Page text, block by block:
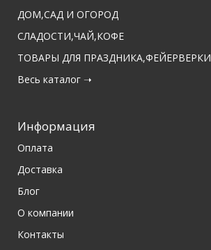
ДОМ,САД И ОГОРОД
СЛАДОСТИ,ЧАЙ,КОФЕ
ТОВАРЫ ДЛЯ ПРАЗДНИКА,ФЕЙЕРВЕРКИ
Весь каталог ➝
Информация
Оплата
Доставка
Блог
О компании
Контакты